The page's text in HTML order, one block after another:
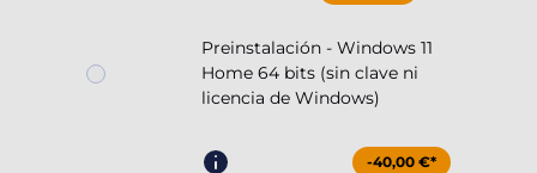
Preinstalación - Windows 11
Home 64 bits (sin clave ni
licencia de Windows)
-40,00 €*